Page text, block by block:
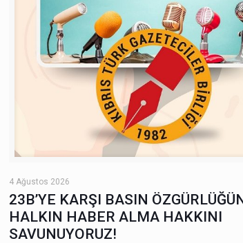
4 Ağustos 2026
23B’YE KARŞI BASIN
HALKIN HABER ALMA HAKKINI
SAVUNUYORUZ!